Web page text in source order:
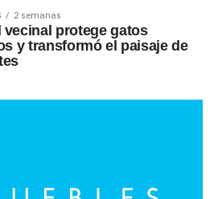
2 semanas
vecinal protege gatos
y transformó el paisaje de